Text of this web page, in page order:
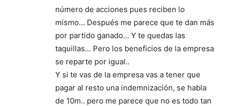
número de acciones pues reciben lo
mismo… Después me parece que te dan más
por partido ganado… Y te quedas las
taquillas… Pero los beneficios de la empresa
se reparte por igual..
Y si te vas de la empresa vas a tener que
pagar al resto una indemnización, se habla
de 10m.. pero me parece que no es todo tan